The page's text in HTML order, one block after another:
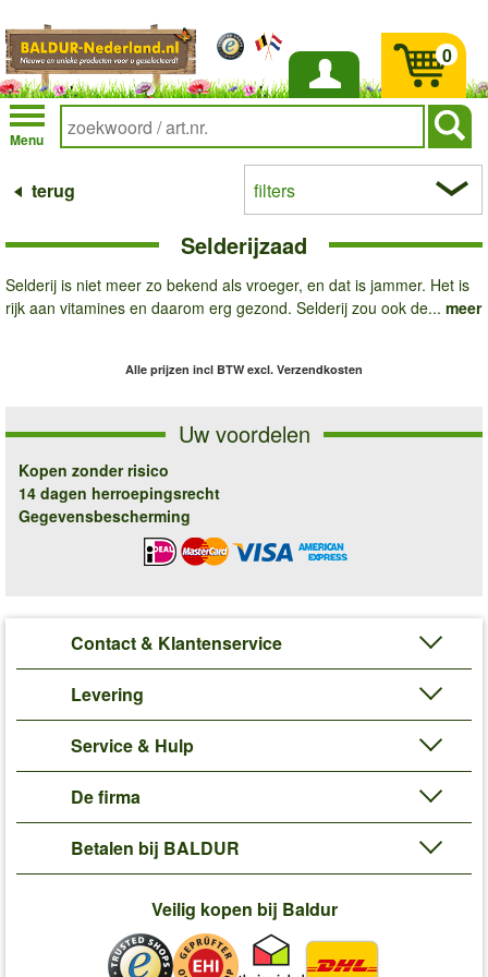
Inloggen
Menu
0
terug filters
Selderijzaad
Selderij is niet meer zo bekend als vroeger, en dat is jammer. Het is
rijk aan vitamines en daarom erg gezond. Selderij zou ook de... meer
Alle prijzen incl BTW excl. Verzendkosten
Uw voordelen
Kopen zonder risico
14 dagen herroepingsrecht
Gegevensbescherming
Contact & Klantenservice
Levering
Service & Hulp
De firma
Betalen bij BALDUR
Veilig kopen bij Baldur